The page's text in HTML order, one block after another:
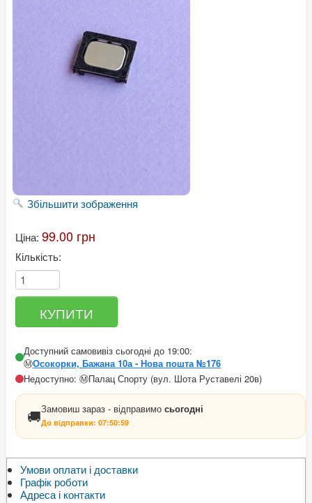
Збільшити зображення
Ціна: 99.00 грн
Кількість:
Доступний самовивіз сьогодні до 19:00:
Ⓜ️Осокорки, Бажана 10а - Нова пошта №176
Недоступно: Ⓜ️Палац Спорту (вул. Шота Руставелі 20в)
🚚Замовиш зараз - відправимо сьогодні
До відправки: 07:50:59
Умови оплати і доставки
Графік роботи
Адреса і контакти